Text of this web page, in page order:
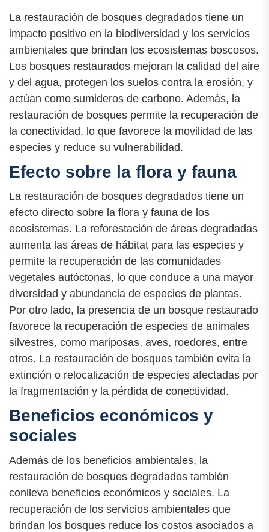
La restauración de bosques degradados tiene un
impacto positivo en la biodiversidad y los servicios
ambientales que brindan los ecosistemas boscosos.
Los bosques restaurados mejoran la calidad del aire
y del agua, protegen los suelos contra la erosión, y
actúan como sumideros de carbono. Además, la
restauración de bosques permite la recuperación de
la conectividad, lo que favorece la movilidad de las
especies y reduce su vulnerabilidad.
Efecto sobre la flora y fauna
La restauración de bosques degradados tiene un
efecto directo sobre la flora y fauna de los
ecosistemas. La reforestación de áreas degradadas
aumenta las áreas de hábitat para las especies y
permite la recuperación de las comunidades
vegetales autóctonas, lo que conduce a una mayor
diversidad y abundancia de especies de plantas.
Por otro lado, la presencia de un bosque restaurado
favorece la recuperación de especies de animales
silvestres, como mariposas, aves, roedores, entre
otros. La restauración de bosques también evita la
extinción o relocalización de especies afectadas por
la fragmentación y la pérdida de conectividad.
Beneficios económicos y
sociales
Además de los beneficios ambientales, la
restauración de bosques degradados también
conlleva beneficios económicos y sociales. La
recuperación de los servicios ambientales que
brindan los bosques reduce los costos asociados a